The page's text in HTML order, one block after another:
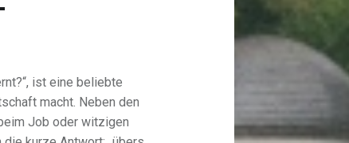
ist eine beliebte
macht. Neben den
Job oder witzigen